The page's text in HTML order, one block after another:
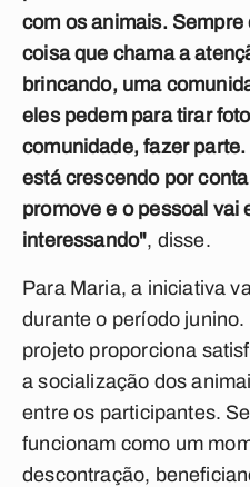
com os animais.
coisa que chama a
brincando, uma
eles pedem para tirar
comunidade, fazer
está crescendo por
promove e o pessoal vai
interessando", disse.
Para Maria, a iniciativa
durante o período
projeto proporciona
a socialização dos
entre os participantes.
funcionam como um
descontração,